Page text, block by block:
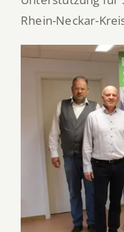
Rhein-Neckar-